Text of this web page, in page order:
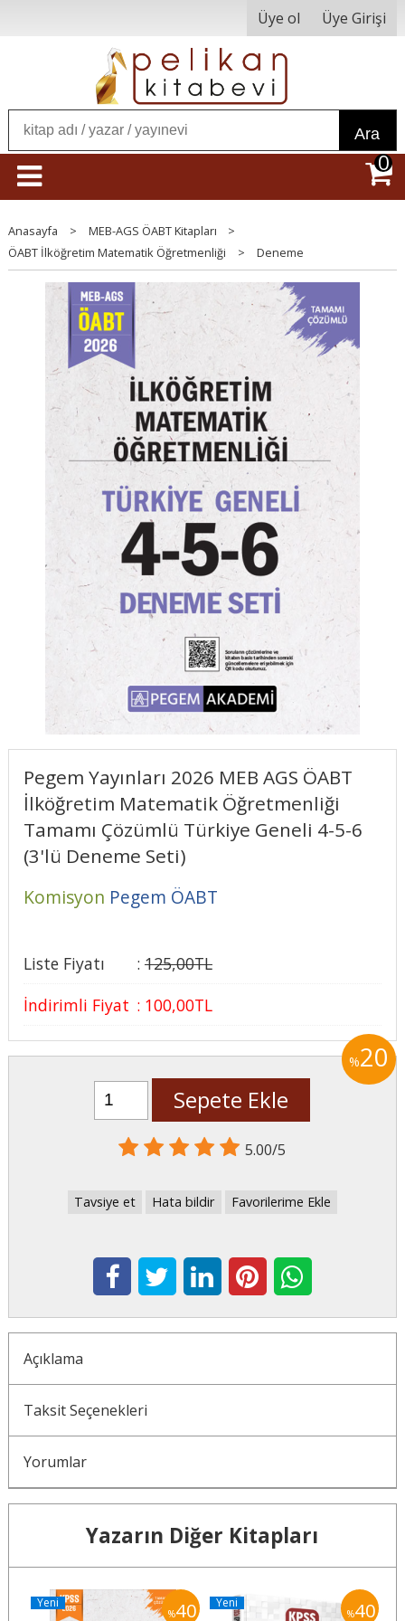
Üye ol Üye Girişi
Ara
0
Anasayfa > MEB-AGS ÖABT Kitapları
>
ÖABT İlköğretim Matematik Öğretmenliği
> Deneme
Pegem Yayınları 2026 MEB AGS ÖABT
İlköğretim Matematik Öğretmenliği
Tamamı Çözümlü Türkiye Geneli 4-5-6
(3'lü Deneme Seti)
Komisyon Pegem ÖABT
Liste Fiyatı : 125,00TL
İndirimli Fiyat : 100,00TL
%20
Sepete Ekle
5.00/5
Tavsiye et Hata bildir Favorilerime Ekle
Açıklama
Taksit Seçenekleri
Yorumlar
Yazarın Diğer Kitapları
%40
Yeni
%40
Yeni